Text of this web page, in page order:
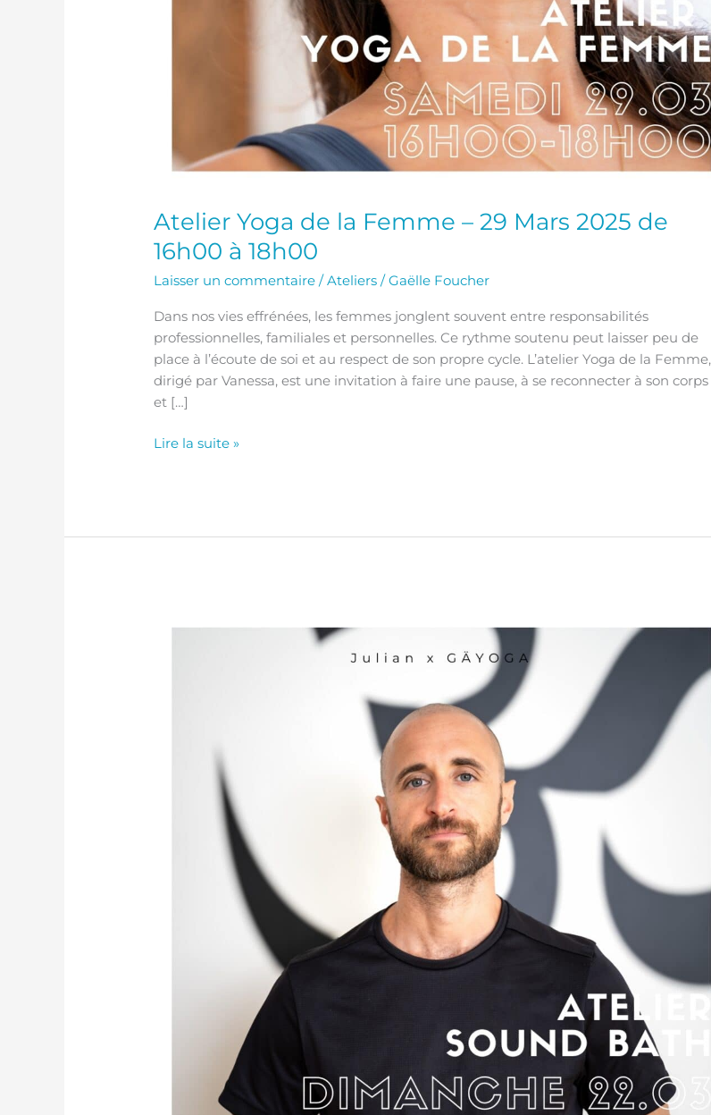
Atelier Yoga de la Femme – 29 Mars 2025 de
16h00 à 18h00
Laisser un commentaire /Ateliers /Gaëlle Foucher
Dans nos vies effrénées, les femmes jonglent souvent entre responsabilités
professionnelles, familiales et personnelles. Ce rythme soutenu peut laisser peu de
place à l’écoute de soi et au respect de son propre cycle. L’atelier Yoga de la Femme,
dirigé par Vanessa, est une invitation à faire une pause, à se reconnecter à son corps
et […]
Lire la suite »